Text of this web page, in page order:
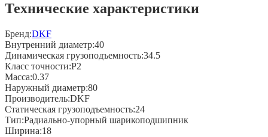
Технические характеристики
Бренд:DKF
Внутренний диаметр:40
Динамическая грузоподъемность:34.5
Класс точности:P2
Масса:0.37
Наружный диаметр:80
Производитель:DKF
Статическая грузоподъемность:24
Тип:Радиально-упорный шарикоподшипник
Ширина:18